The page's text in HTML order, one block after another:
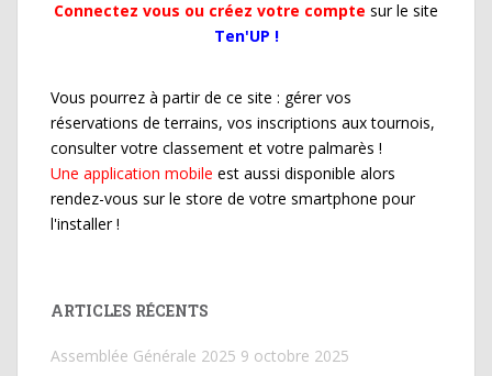
Connectez vous ou créez votre compte sur le site
Ten'UP !
Vous pourrez à partir de ce site : gérer vos
réservations de terrains, vos inscriptions aux tournois,
consulter votre classement et votre palmarès !
Une application mobile est aussi disponible alors
rendez-vous sur le store de votre smartphone pour
l'installer !
ARTICLES RÉCENTS
Assemblée Générale 2025 9 octobre 2025